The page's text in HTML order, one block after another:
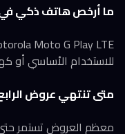
ما أرخص هاتف ذكي
للاستخدام الأساسي أو
متى تنتهي عروض الرابع